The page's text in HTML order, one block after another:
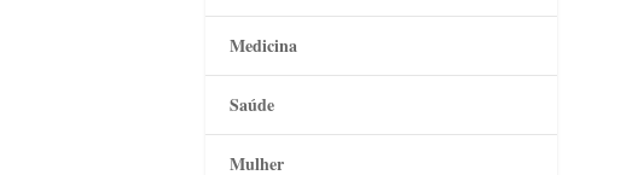
Medicina
Saúde
Mulher